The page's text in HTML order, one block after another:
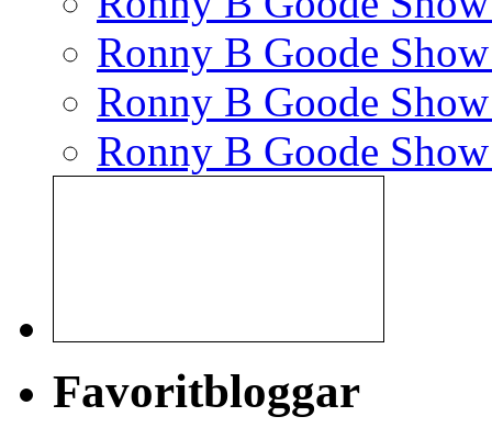
Ronny B Goode
Ronny B Goode
Ronny B Goode
Favoritbloggar